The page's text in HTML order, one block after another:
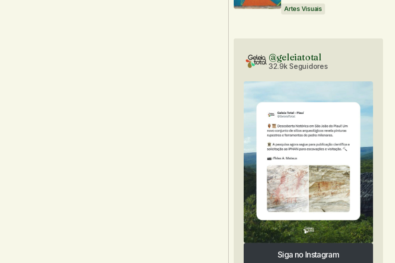
Artes Visuais
@geleiatotal
32.9k Seguidores
Siga no Instagram